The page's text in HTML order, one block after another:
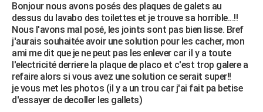
Essais
Réserver un essai
Citadines
Berlines
SUV
Forum auto
+HIGH-TECH
Mobiles
Meilleur smartphone
Internet
Ordinateurs
Jeux vidéo
Guide high-tech
+BRICOLAGE
Forum
Aménagement intérieur
Extérieur
Cuisine
Salle de bains
Jardinage
Rangement
WEEK-END
Guides de France
Escapades
Patrimoine
Expositions
Musées
Week-end nature
+LIFESTYLE
Art de vivre
Modes de vie
Bonjour nous avons posés des plaques de galets au
dessus du lavabo des toilettes et je trouve sa horrible...!!
Nous l'avons mal posé, les joints sont pas bien lisse. Bref
j'aurais souhaitée avoir une solution pour les cacher, mon
ami me dit que je ne peut pas les enlever car il y a toute
l'electricité derriere la plaque de placo et c'est trop galere a
refaire alors si vous avez une solution ce serait super!!
je vous met les photos (il y a un trou car j'ai fait pa betise
d'essayer de decoller les gallets)